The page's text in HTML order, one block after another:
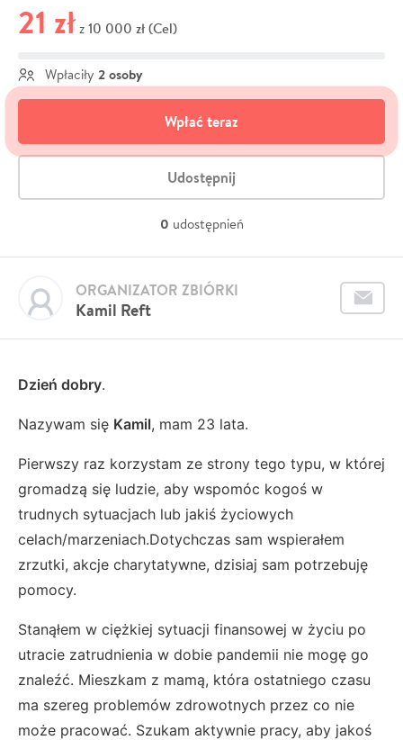
21 zł z 10 000 zł (Cel)
Wpłaciły 2 osoby
Wpłać teraz
Udostępnij
0 udostępnień
Kamil Reft
ORGANIZATOR ZBIÓRKI
Dzień dobry.
Nazywam się Kamil, mam 23 lata.
Pierwszy raz korzystam ze strony tego typu, w której
gromadzą się ludzie, aby wspomóc kogoś w
trudnych sytuacjach lub jakiś życiowych
celach/marzeniach.Dotychczas sam wspierałem
zrzutki, akcje charytatywne, dzisiaj sam potrzebuję
pomocy.
Stanąłem w ciężkiej sytuacji finansowej w życiu po
utracie zatrudnienia w dobie pandemii nie mogę go
znaleźć. Mieszkam z mamą, która ostatniego czasu
ma szereg problemów zdrowotnych przez co nie
może pracować. Szukam aktywnie pracy, aby jakoś